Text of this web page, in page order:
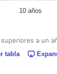
10 años
a un
tabla